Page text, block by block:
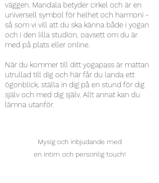
väggen. Mandala betyder cirkel och är en
universell symbol för helhet och harmoni -
så som vi vill att du ska känna både i yogan
och i den lilla studion, oavsett om du är
med på plats eller online.
När du kommer till ditt yogapass är mattan
utrullad till dig och här får du landa ett
ögonblick, ställa in dig på en stund för dig
själv och med dig själv. Allt annat kan du
lämna utanför.
Mysig och inbjudande med
en intim och personlig touch!